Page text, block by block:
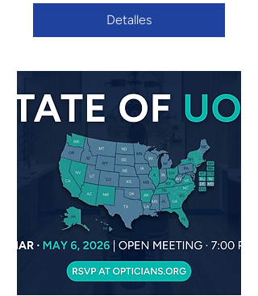
Detalles